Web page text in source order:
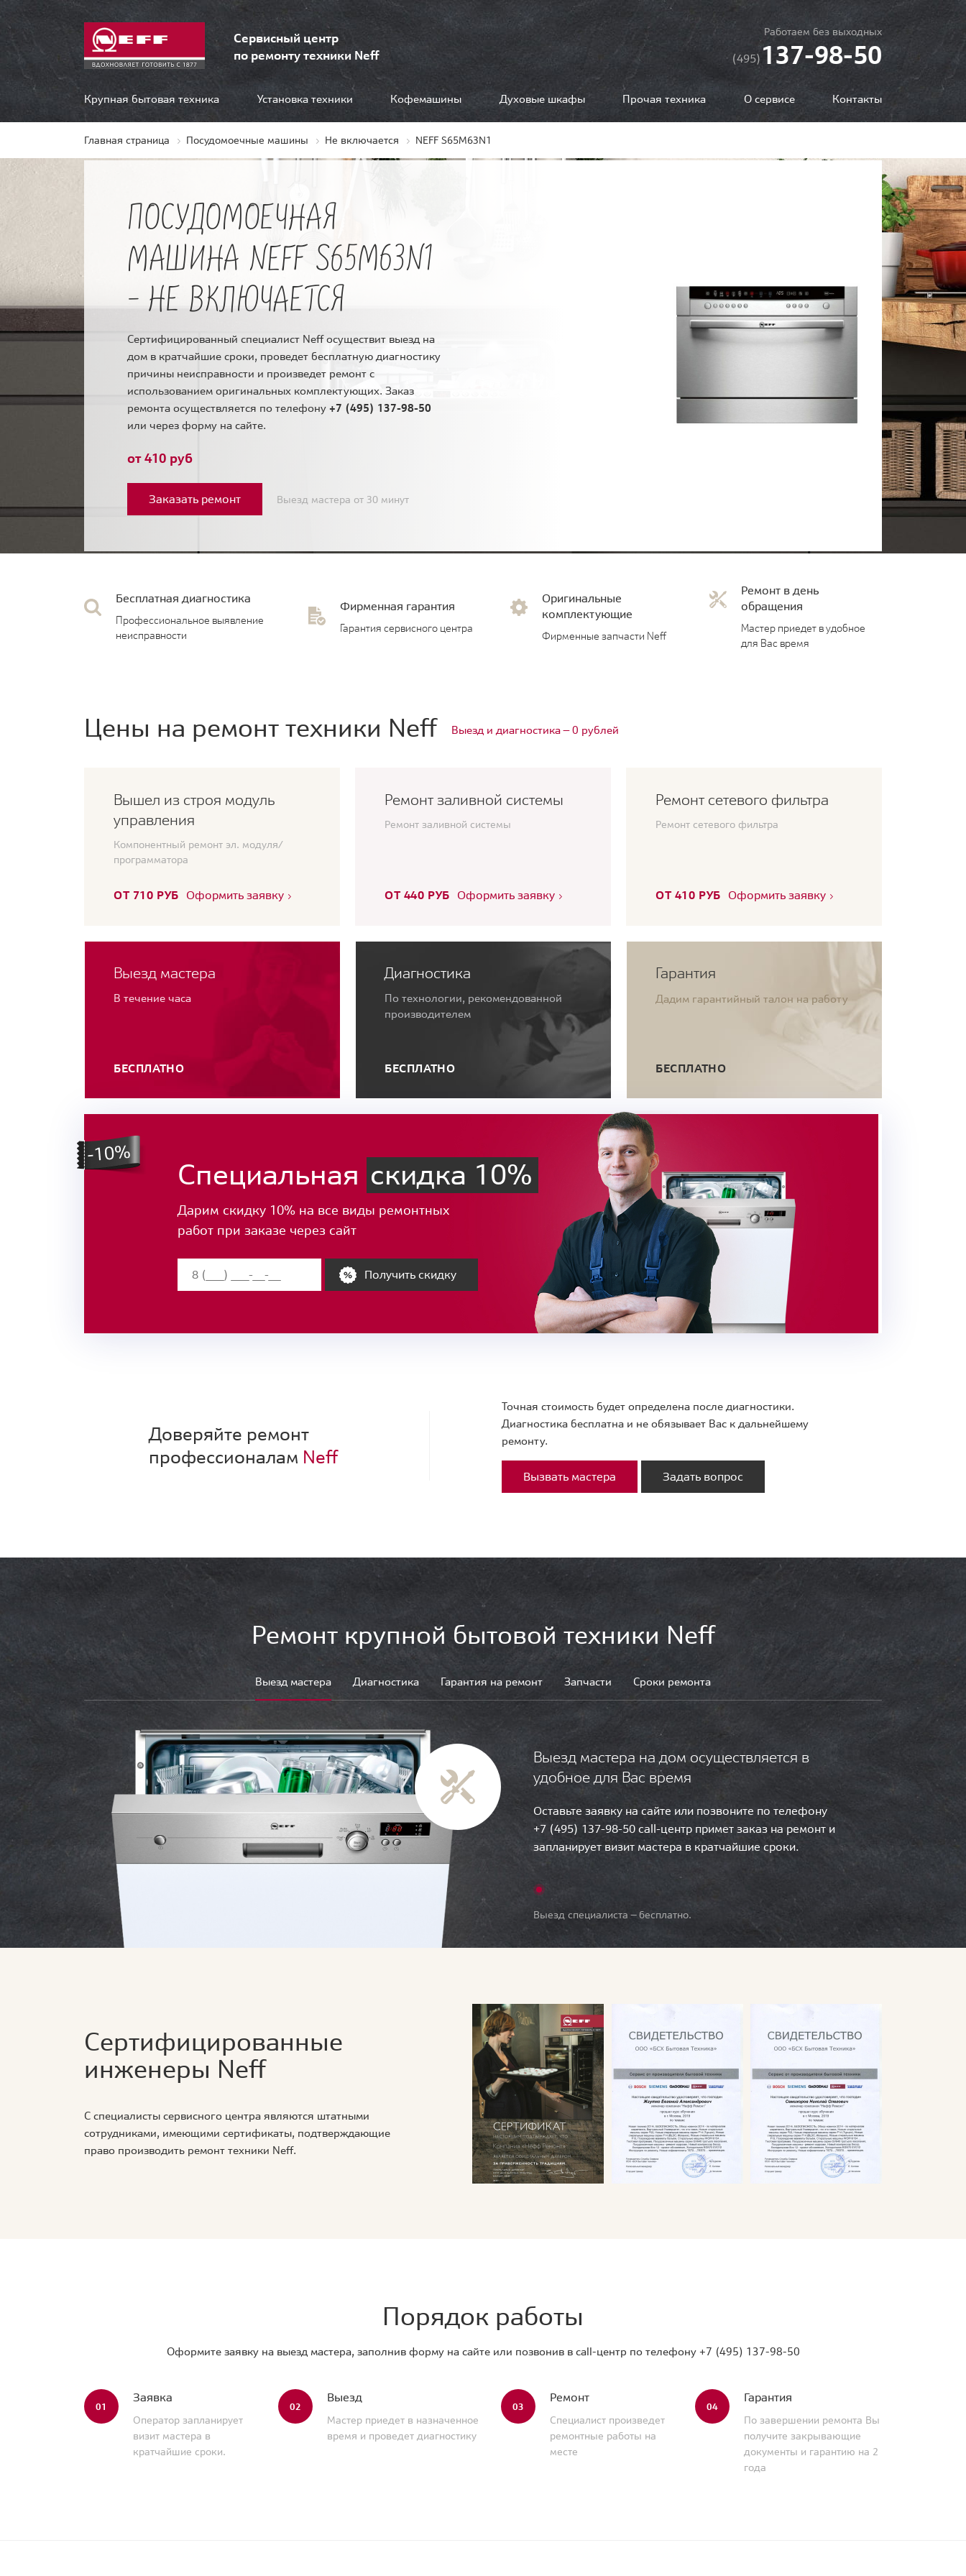
Сервисный центр
по ремонту техники Neff
Работаем без выходных
(495)137-98-50
Крупная бытовая техника Установка техники Кофемашины Духовые шкафы Прочая техника О сервисе Контакты
Главная страница Посудомоечные машины Не включается NEFF S65M63N1
ПОСУДОМОЕЧНАЯ
МАШИНА NEFF S65M63N1
- НЕ ВКЛЮЧАЕТСЯ
Сертифицированный специалист Neff осуществит выезд на
дом в кратчайшие сроки, проведет бесплатную диагностику
причины неисправности и произведет ремонт с
использованием оригинальных комплектующих. Заказ
ремонта осуществляется по телефону +7 (495) 137-98-50
или через форму на сайте.
от 410 руб
Заказать ремонт Выезд мастера от 30 минут
Бесплатная диагностика
Профессиональное выявление
неисправности
Фирменная гарантия
Гарантия сервисного центра
Оригинальные
комплектующие
Фирменные запчасти Neff
Ремонт в день
обращения
Мастер приедет в удобное
для Вас время
Цены на ремонт техники Neff Выезд и диагностика — 0 рублей
Вышел из строя модуль
управления
Компонентный ремонт эл. модуля/
программатора
ОТ 710 РУБ Оформить заявку
Ремонт заливной системы
Ремонт заливной системы
ОТ 440 РУБ Оформить заявку
Ремонт сетевого фильтра
Ремонт сетевого фильтра
ОТ 410 РУБ Оформить заявку
Выезд мастера
В течение часа
БЕСПЛАТНО
Диагностика
По технологии, рекомендованной
производителем
БЕСПЛАТНО
Гарантия
Дадим гарантийный талон на работу
БЕСПЛАТНО
Специальная скидка 10%
Дарим скидку 10% на все виды ремонтных
работ при заказе через сайт
Получить скидку
Доверяйте ремонт
профессионалам Neff
Точная стоимость будет определена после диагностики.
Диагностика бесплатна и не обязывает Вас к дальнейшему
ремонту.
Вызвать мастера Задать вопрос
Ремонт крупной бытовой техники Neff
Выезд мастера Диагностика Гарантия на ремонт Запчасти Сроки ремонта
Выезд мастера на дом осуществляется в
удобное для Вас время
Оставьте заявку на сайте или позвоните по телефону
+7 (495) 137-98-50 call-центр примет заказ на ремонт и
запланирует визит мастера в кратчайшие сроки.
Выезд специалиста — бесплатно.
Сертифицированные
инженеры Neff
С специалисты сервисного центра являются штатными
сотрудниками, имеющими сертификаты, подтверждающие
право производить ремонт техники Neff.
Порядок работы
Оформите заявку на выезд мастера, заполнив форму на сайте или позвонив в call-центр по телефону +7 (495) 137-98-50
01
Заявка
Оператор запланирует
визит мастера в
кратчайшие сроки.
02
Выезд
Мастер приедет в назначенное
время и проведет диагностику
03
Ремонт
Специалист произведет
ремонтные работы на
месте
04
Гарантия
По завершении ремонта Вы
получите закрывающие
документы и гарантию на 2
года